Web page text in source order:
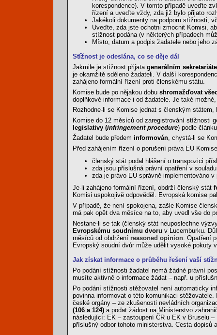
korespondence). V tomto případě uveďte
řízení a uveďte vždy, zda již bylo přijato
Jakékoli dokumenty na podporu stížnosti,
Uveďte, zda jste ochotni zmocnit Komisi,
stížnost podána (v některých případech
Místo, datum a podpis žadatele nebo jeho
Stížnost je odeslána, co se děje dál
Jakmile je stížnost přijata generálním
je okamžitě sděleno žadateli. V další
zahájeno formální řízení proti členskému státu.
Komise bude po nějakou dobu shromažďovat
doplňkové informace i od žadatele. Je také
Rozhodne-li se Komise jednat s členským státem,
Komise do 12 měsíců od zaregistrování stížnosti
legislativy (infringement procedure) podle
Žadatel bude předem informován, chystá-li se
Před zahájením řízení o porušení práva EU
členský stát podal hlášení o transpozici
zda jsou příslušná právní opatření v
zda je právo EU správně implementováno v
Je-li zahájeno formální řízení, obdrží členský stát
Komisi uspokojivě odpověděl. Evropská komise
V případě, že není spokojena, zašle Komise
má pak opět dva měsíce na to, aby uvedl vše do
Nestane-li se tak (členský stát neuposlechne
Evropskému soudnímu dvoru v Lucemburku.
měsíců od obdržení reasoned opinion . Opatření
Evropský soudní dvůr může udělit vysoké pokuty
Jak získat informace o průběhu řešení vaší
Po podání stížnosti žadatel nemá žádné právní
musíte aktivně o informace žádat – např. u
Po podání stížnosti stěžovatel není automaticky
povinna informovat o této komunikaci
české orgány – ze zkušenosti nevládních
(106 a 124) a podat žádost na Ministerstvo
následující: EK – zastoupení ČR u EK v Bruselu
příslušný odbor tohoto ministerstva. Cesta dopisů